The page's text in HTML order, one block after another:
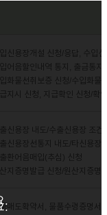
입신용장개설 신청/응답, 수입
입어음할인내역 통지, 출금통
입화물선취보증 신청/수입화물
급지시 신청, 지급확인 신청/확인
출신용장 내도/수출신용장 조건
출신용장선통지 내도/타신용
출환어음매입(추심) 신청
지증명발급 신청/원산지증명
품매도확약서, 물품수령증명서
..